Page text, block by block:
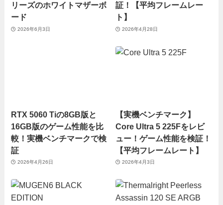
リーズのホワイトマザーボ
ード
2026年6月3日
証！【平均フレームレー
ト】
2026年4月28日
RTX 5060 Tiの8GB版と
16GB版のゲーム性能を比
較！実機ベンチマークで検
証
2026年4月26日
【実機ベンチマーク】
Core Ultra 5 225Fをレビ
ュー！ゲーム性能を検証！
【平均フレームレート】
2026年4月3日